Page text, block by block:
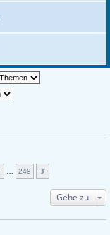
249
Gehe zu